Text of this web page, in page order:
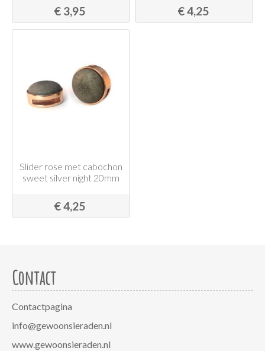
€ 3,95 € 4,25
Slider rose met cabochon
sweet silver night 20mm
€ 4,25
Contact
Contactpagina
info@gewoonsieraden.nl
www.gewoonsieraden.nl